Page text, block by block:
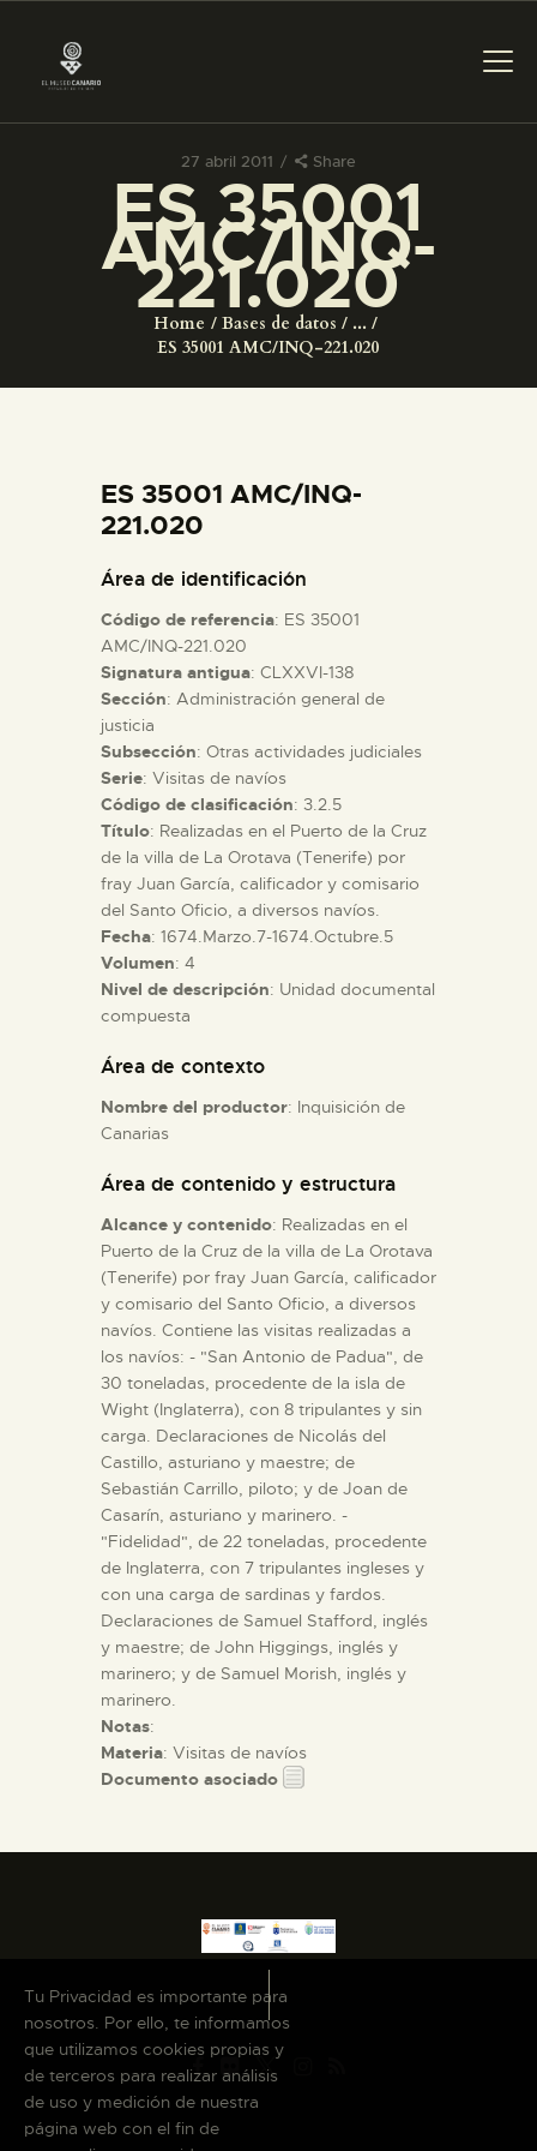
27 abril 2011 Share
ES 35001
AMC/INQ-
221.020
Home Bases de datos
...
ES 35001 AMC/INQ-221.020
PREPARAR LA VISITA
ACTIVIDADES
COLECCIONES
ESPAÑOL
PREPARAR LA VISITA
ACTIVIDADES
█
EL MUSEO
COLECCIONES
DIDÁCTICA
ESPAÑOL
ES 35001 AMC/INQ-
221.020
Área de identificación
Código de referencia: ES 35001
AMC/INQ-221.020
Signatura antigua: CLXXVI-138
Sección: Administración general de
justicia
Subsección: Otras actividades judiciales
Serie: Visitas de navíos
Código de clasificación: 3.2.5
Título: Realizadas en el Puerto de la Cruz
de la villa de La Orotava (Tenerife) por
fray Juan García, calificador y comisario
del Santo Oficio, a diversos navíos.
Fecha: 1674.Marzo.7-1674.Octubre.5
Volumen: 4
Nivel de descripción: Unidad documental
compuesta
Área de contexto
Nombre del productor: Inquisición de
Canarias
Área de contenido y estructura
Alcance y contenido: Realizadas en el
Puerto de la Cruz de la villa de La Orotava
(Tenerife) por fray Juan García, calificador
y comisario del Santo Oficio, a diversos
navíos. Contiene las visitas realizadas a
los navíos: - "San Antonio de Padua", de
30 toneladas, procedente de la isla de
Wight (Inglaterra), con 8 tripulantes y sin
carga. Declaraciones de Nicolás del
Castillo, asturiano y maestre; de
Sebastián Carrillo, piloto; y de Joan de
Casarín, asturiano y marinero. -
"Fidelidad", de 22 toneladas, procedente
de Inglaterra, con 7 tripulantes ingleses y
con una carga de sardinas y fardos.
Declaraciones de Samuel Stafford, inglés
y maestre; de John Higgings, inglés y
marinero; y de Samuel Morish, inglés y
marinero.
Notas:
Materia: Visitas de navíos
Documento asociado
Tu Privacidad es importante para
nosotros. Por ello, te informamos
que utilizamos cookies propias y
de terceros para realizar análisis
de uso y medición de nuestra
página web con el fin de